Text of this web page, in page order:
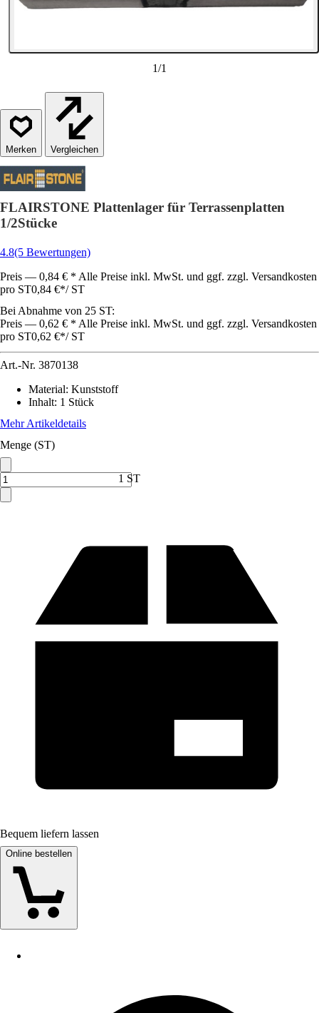
1/1
Vergleichen
FLAIRSTONE Plattenlager für Terrassenplatten
1/2Stücke
4.8(5 Bewertungen)
Preis — 0,84 € * Alle Preise inkl. MwSt. und ggf. zzgl. Versandkosten
pro ST0,84 €*/ ST
Bei Abnahme von 25 ST:
Preis — 0,62 € * Alle Preise inkl. MwSt. und ggf. zzgl. Versandkosten
pro ST0,62 €*/ ST
Art.-Nr. 3870138
Material: Kunststoff
Inhalt: 1 Stück
Mehr Artikeldetails
Menge (ST)
1 ST
Bequem liefern lassen
Online bestellen